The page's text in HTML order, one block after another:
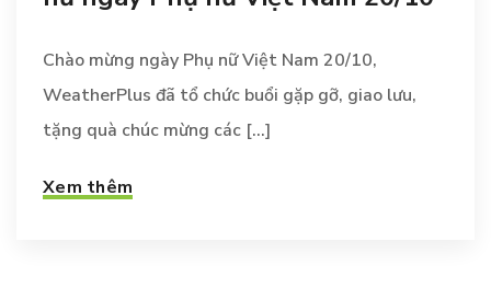
Chào mừng ngày Phụ nữ Việt Nam 20/10,
WeatherPlus đã tổ chức buổi gặp gỡ, giao lưu,
tặng quà chúc mừng các [...]
Xem thêm